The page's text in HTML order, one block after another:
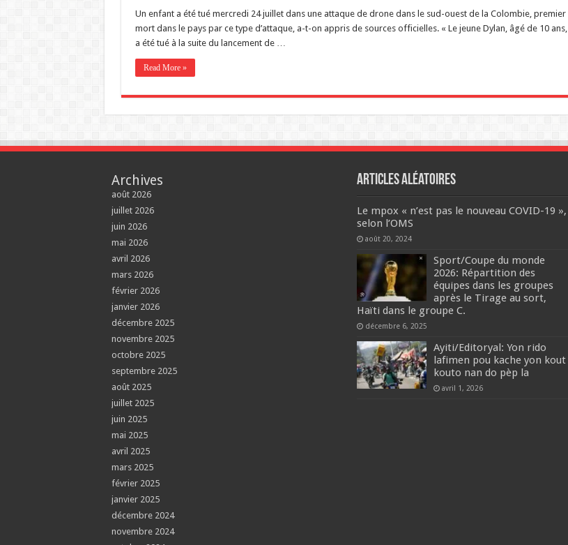
Un enfant a été tué mercredi 24 juillet dans une attaque de drone dans le sud-ouest de la Colombie, premier
mort dans le pays par ce type d’attaque, a-t-on appris de sources officielles. « Le jeune Dylan, âgé de 10 ans,
a été tué à la suite du lancement de …
Read More »
Archives
août 2026
juillet 2026
juin 2026
mai 2026
avril 2026
mars 2026
février 2026
janvier 2026
décembre 2025
novembre 2025
octobre 2025
septembre 2025
août 2025
juillet 2025
juin 2025
mai 2025
avril 2025
mars 2025
février 2025
janvier 2025
décembre 2024
novembre 2024
Articles aléatoires
Le mpox « n’est pas le nouveau COVID-19 »,
selon l’OMS
août 20, 2024
Sport/Coupe du monde
2026: Répartition des
équipes dans les groupes
après le Tirage au sort,
Haïti dans le groupe C.
décembre 6, 2025
Ayiti/Editoryal: Yon rido
lafimen pou kache yon kout
kouto nan do pèp la
avril 1, 2026